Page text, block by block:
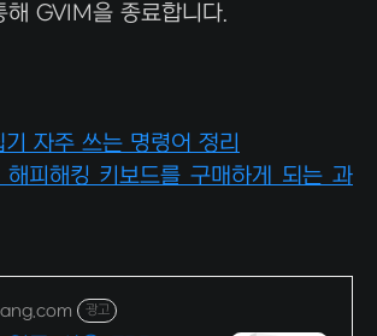
해 GVIM을 종료합니다.
자주 쓰는 명령어 정리
해피해킹 키보드를 구매하게 되는 과
광고